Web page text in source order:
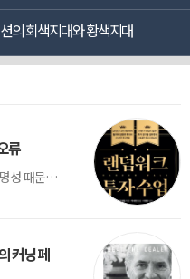
의 회색지대와 황색지대
류
[윤진기 경남대 명예교수] 저자의 경력이나 명성 때문인지 2020년에 번역 출판된 《랜덤워크 투자수업》(A Random Walk Down Wall Street) 12판은 표지부터가 거창하다. ‘45년간 12번 개정하며 철저히 검증한 투자서’, ‘전문가 부럽지 않은 투자 감각을 길러주는 위대한 투자지침서’ 라는 은빛 광고문구로 독자를 유혹한다.[1] 출판 50주...
커닝 페